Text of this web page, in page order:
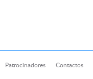
Patrocinadores Contactos